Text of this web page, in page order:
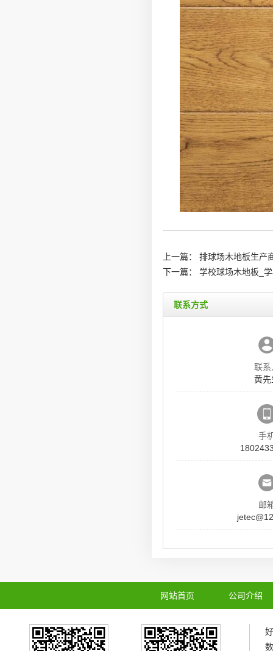
上一篇：
排球场木地板生产
下一篇：
学校球场木地板_
联系方式
联系
黄先
手
邮
网站首页 公司介绍